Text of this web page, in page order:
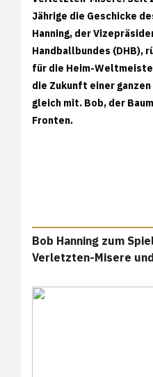
Jährige die Geschicke
Hanning, der
Handballbundes (DHB),
für die Heim-
die Zukunft einer
gleich mit. Bob, der
Fronten.
Bob Hanning zum
Verletzten-Misere